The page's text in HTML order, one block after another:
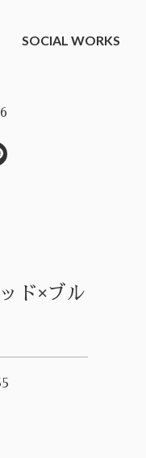
SOCIAL WORKS
ド×ブル